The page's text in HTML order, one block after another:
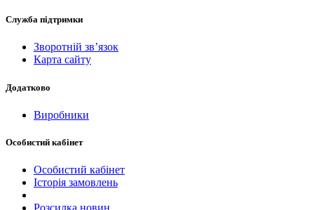
Служба підтримки
Зворотній зв’язок
Карта сайту
Додатково
Виробники
Особистий кабінет
Особистий кабінет
Історія замовлень
Розсилка новин